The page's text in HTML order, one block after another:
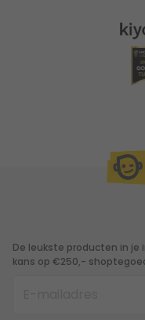
De leukste producten in je
kans op €250,-